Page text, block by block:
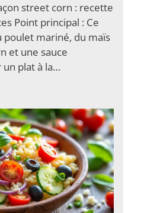
street corn : recette
Point principal : Ce
poulet mariné, du maïs
et une sauce
plat à la…